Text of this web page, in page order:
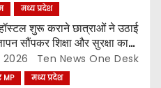
मध्य प्रदेश
शुरू कराने छात्राओं ने उठाई
सौंपकर शिक्षा और सुरक्षा का
Ten News One Desk
MP मध्य प्रदेश